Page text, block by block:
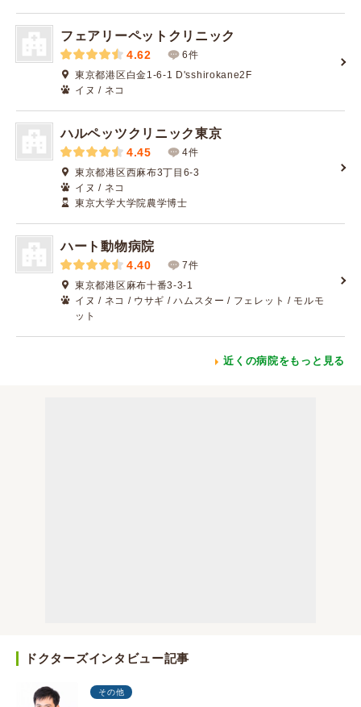
フェアリーペットクリニック
4.62
6件
東京都港区白金1-6-1 D'sshirokane2F
イヌ / ネコ
ハルペッツクリニック東京
4.45
4件
東京都港区西麻布3丁目6-3
イヌ / ネコ
東京大学大学院農学博士
ハート動物病院
4.40
7件
東京都港区麻布十番3-3-1
イヌ / ネコ / ウサギ / ハムスター / フェレット / モルモ
ット
近くの病院をもっと見る
ドクターズインタビュー記事
その他